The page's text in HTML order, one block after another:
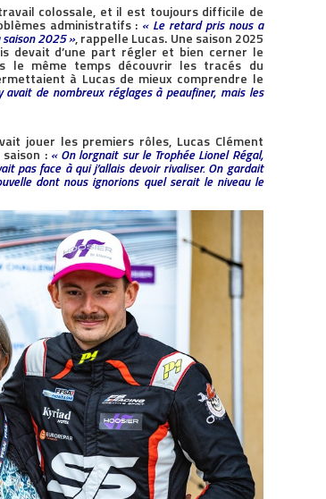
colossale, et il est toujours difficile de
administratifs : « Le retard pris nous a
saison 2025 », rappelle Lucas. Une saison 2025
devait d’une part régler et bien cerner le
le même temps découvrir les tracés du
à Lucas de mieux comprendre le
avait de nombreux réglages à peaufiner, mais les
jouer les premiers rôles, Lucas Clément
:« On lorgnait sur le Trophée Lionel Régal,
pas face à qui j’allais devoir rivaliser. On gardait
dont nous ignorions quel serait le niveau le